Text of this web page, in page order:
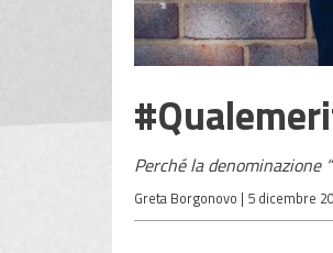
Perché la denominazione
Greta Borgonovo | 5 dicembre